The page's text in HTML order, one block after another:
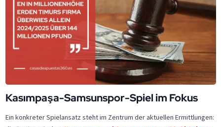
Kasımpaşa-Samsunspor-Spiel im Fokus
Ein konkreter Spielansatz steht im Zentrum der aktuellen Ermittlungen: